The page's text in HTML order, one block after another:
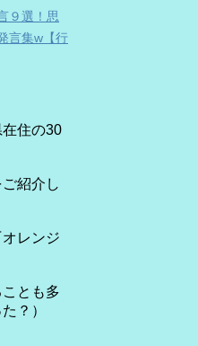
９選！思
言集w【行
住の30
紹介し
レンジ
とも多
？）